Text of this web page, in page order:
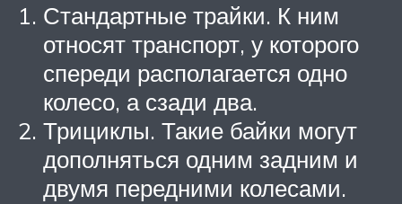
Стандартные трайки. К ним
относят транспорт, у которого
спереди располагается одно
колесо, а сзади два.
Трициклы. Такие байки могут
дополняться одним задним и
двумя передними колесами.